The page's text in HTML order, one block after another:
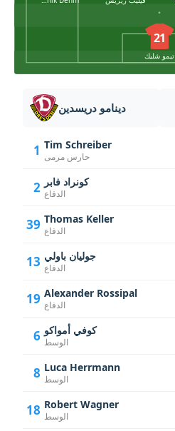
21
تيمو شليك
دينامو دريسدين
1 Tim Schreiber
حارس مرمى
2 كونراد فابر
الدفاع
39 Thomas Keller
الدفاع
13 جوليان باولي
الدفاع
19 Alexander Rossipal
الدفاع
6 كوفي أمواكو
الوسط
8 Luca Herrmann
الوسط
18 Robert Wagner
الوسط